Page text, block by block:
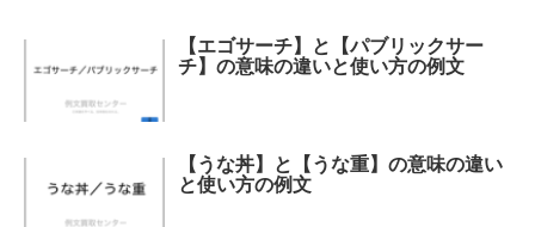
【エゴサーチ】と【パブリックサー
チ】の意味の違いと使い方の例文
【うな丼】と【うな重】の意味の違い
と使い方の例文